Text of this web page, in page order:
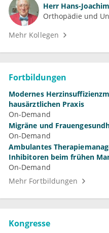
Herr Hans-
Orthopädie und
Mehr Kollegen
Fortbildungen
Modernes
hausärztlichen Praxis
On-Demand
Migräne und
On-Demand
Ambulantes
Inhibitoren beim frühen
On-Demand
Mehr Fortbildungen
Kongresse